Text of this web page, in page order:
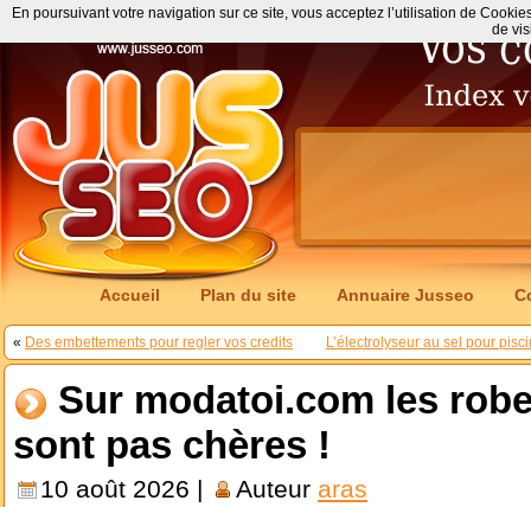
Accueil Plan du site Annuaire Jusseo
« Des embettements pour regler vos credits L’électrolyseur au sel pour
Sur modatoi.com les
sont pas chères !
10 août 2026 | Auteur aras
En poursuivant votre navigation sur ce site, vous acceptez l’utilisation de
de